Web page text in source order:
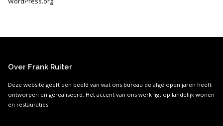
Over Frank Ruiter
Deze website geeft een beeld van wat ons bureau de afgelopen jaren heeft
ontworpen en gerealiseerd. Het accent van ons werk ligt op landelijk wonen
en restauraties.